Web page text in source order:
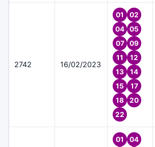
2742 16/02/2023
01
02
04
05
07
09
11
12
13
14
15
17
18
20
22
01 04